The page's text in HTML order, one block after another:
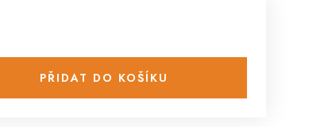
PŘIDAT DO KOŠÍKU